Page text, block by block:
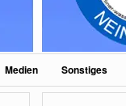
Medien Sonstiges